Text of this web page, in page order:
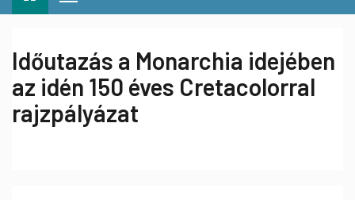
Időutazás a Monarchia idejében
az idén 150 éves Cretacolorral
rajzpályázat